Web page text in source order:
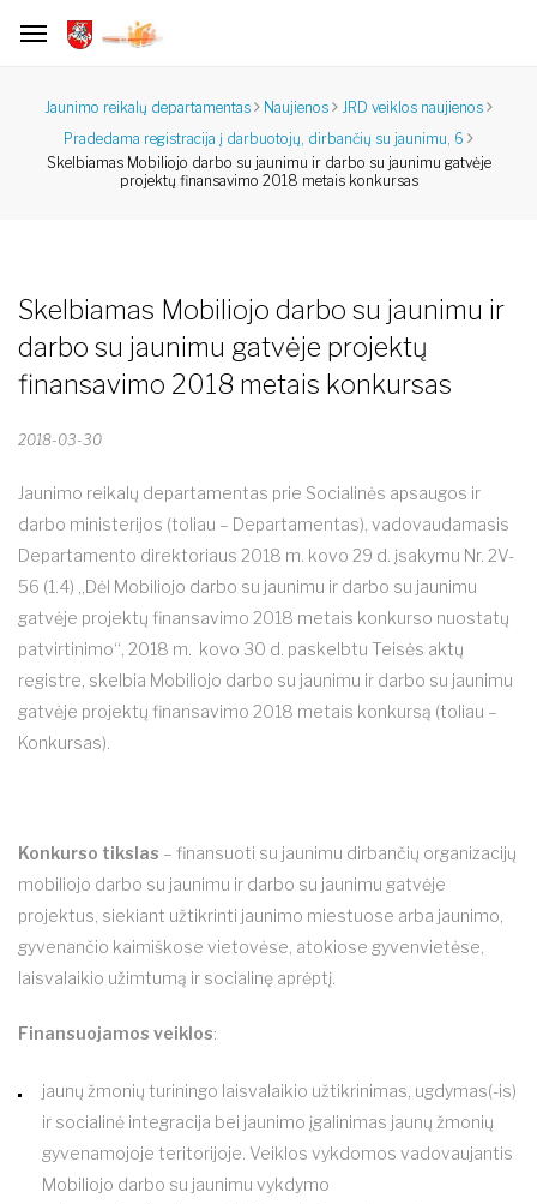
Jaunimo reikalų departamentas Naujienos
JRD veiklos naujienos
Pradedama registracija į darbuotojų, dirbančių su jaunimu, 6
Skelbiamas Mobiliojo darbo su jaunimu ir darbo su jaunimu gatvėje
projektų finansavimo 2018 metais konkursas
Skelbiamas Mobiliojo darbo su jaunimu ir
darbo su jaunimu gatvėje projektų
finansavimo 2018 metais konkursas
2018-03-30
Jaunimo reikalų departamentas prie Socialinės apsaugos ir
darbo ministerijos (toliau – Departamentas), vadovaudamasis
Departamento direktoriaus 2018 m. kovo 29 d. įsakymu Nr. 2V-
56 (1.4) „Dėl Mobiliojo darbo su jaunimu ir darbo su jaunimu
gatvėje projektų finansavimo 2018 metais konkurso nuostatų
patvirtinimo“, 2018 m. kovo 30 d. paskelbtu Teisės aktų
registre, skelbia Mobiliojo darbo su jaunimu ir darbo su jaunimu
gatvėje projektų finansavimo 2018 metais konkursą (toliau –
Konkursas).
Konkurso tikslas – finansuoti su jaunimu dirbančių organizacijų
mobiliojo darbo su jaunimu ir darbo su jaunimu gatvėje
projektus, siekiant užtikrinti jaunimo miestuose arba jaunimo,
gyvenančio kaimiškose vietovėse, atokiose gyvenvietėse,
laisvalaikio užimtumą ir socialinę aprėptį.
Finansuojamos veiklos:
jaunų žmonių turiningo laisvalaikio užtikrinimas, ugdymas(-is)
ir socialinė integracija bei jaunimo įgalinimas jaunų žmonių
gyvenamojoje teritorijoje. Veiklos vykdomos vadovaujantis
Mobiliojo darbo su jaunimu vykdymo